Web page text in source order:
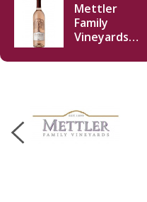
Mettler
Family
Vineyards
750ml